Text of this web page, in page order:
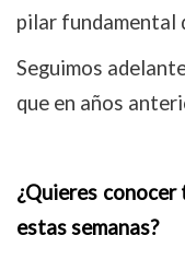
pilar fundamental
Seguimos
que en años
¿Quieres
estas semanas?